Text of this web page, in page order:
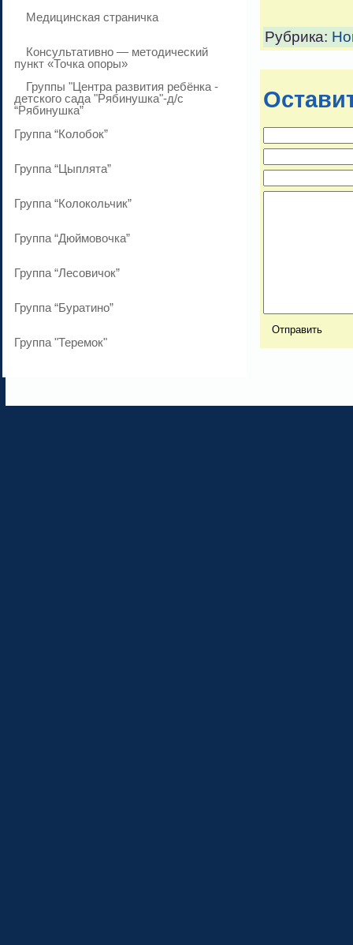
Медицинская страничка
Консультативно — методический
пункт «Точка опоры»
Группы "Центра развития ребёнка -
детского сада "Рябинушка"-д/с
“Рябинушка”
Группа “Колобок”
Группа “Цыплята”
Группа “Колокольчик”
Группа “Дюймовочка”
Группа “Лесовичок”
Группа “Буратино”
Группа "Теремок"
Рубрика: